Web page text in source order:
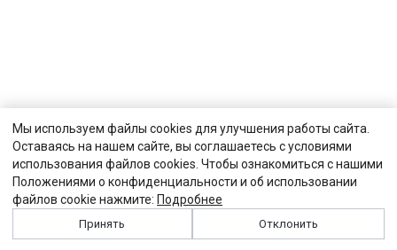
Мы используем файлы cookies для улучшения работы сайта.
Оставаясь на нашем сайте, вы соглашаетесь с условиями
использования файлов cookies. Чтобы ознакомиться с нашими
Положениями о конфиденциальности и об использовании
файлов cookie нажмите: Подробнее
Принять Отклонить